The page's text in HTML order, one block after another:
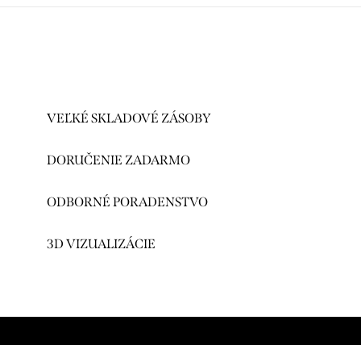
VEĽKÉ SKLADOVÉ ZÁSOBY
DORUČENIE ZADARMO
ODBORNÉ PORADENSTVO
3D VIZUALIZÁCIE